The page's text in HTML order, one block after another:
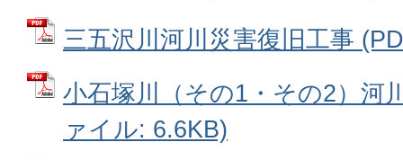
三五沢川河川災害復旧工事
小石塚川（その1・その2）河
ァイル: 6.6KB)